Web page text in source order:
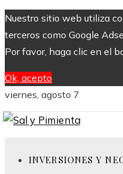
Nuestro sitio web utiliza
terceros como Google
Por favor, haga clic en el
Ok, acepto
viernes, agosto 7
INVERSIONES Y